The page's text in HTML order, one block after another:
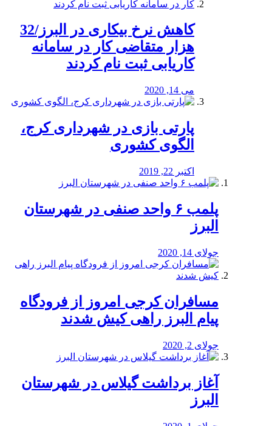
کاهش نرخ بیکاری در البرز/32
هزار متقاضی کار در سامانه
کاریابی ثبت نام کردند
می 14, 2020
پارتی بازی در شهرداری کرج،
الگوی کشوری
اکتبر 22, 2019
پلمب ۶ واحد صنفی در شهرستان
البرز
جولای 14, 2020
مسافران کرجی امروز از فرودگاه
پیام البرز راهی کیش شدند
جولای 2, 2020
آغاز برداشت گیلاس در شهرستان
البرز